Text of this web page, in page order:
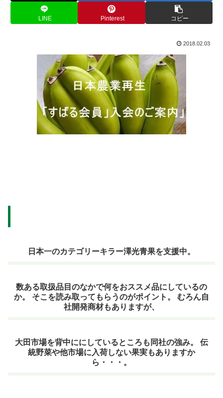
LINE Pinterest コピー
2018.02.03
日本一のカテゴリーキラー澤光青果を支援中。
数ある取扱品目のなかで何をおススメ品にしているの
か。 そこを読み取ってもらうのがポイント。 むろん自
社開発商材もありますが、
大田市場を背中ににしているところも同社の強み。 伝
統野菜や他市場に入荷しない果実もありますか
ら・・・。